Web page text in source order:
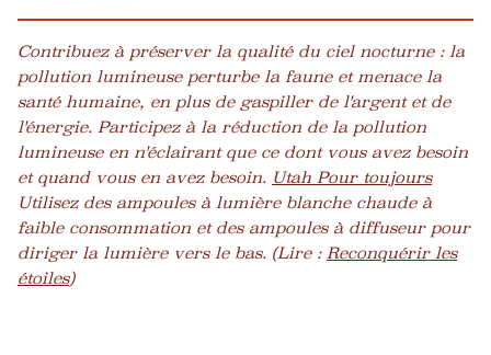
Contribuez à préserver la qualité du ciel nocturne : la
pollution lumineuse perturbe la faune et menace la
santé humaine, en plus de gaspiller de l'argent et de
l'énergie. Participez à la réduction de la pollution
lumineuse en n'éclairant que ce dont vous avez besoin
et quand vous en avez besoin. Utah Pour toujours
Utilisez des ampoules à lumière blanche chaude à
faible consommation et des ampoules à diffuseur pour
diriger la lumière vers le bas. (Lire : Reconquérir les
étoiles)